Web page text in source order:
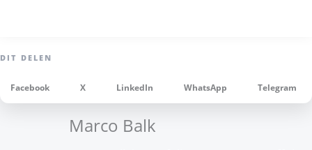
Facebook X LinkedIn WhatsApp Telegram
Marco Balk